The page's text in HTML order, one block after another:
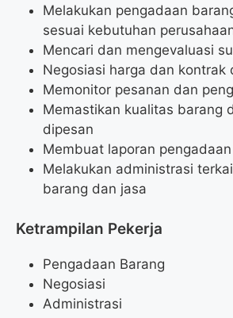
Melakukan pengadaan
sesuai kebutuhan
Mencari dan mengevaluasi
Negosiasi harga dan kontrak
Memonitor pesanan dan
Memastikan kualitas barang
dipesan
Membuat laporan
Melakukan administrasi
barang dan jasa
Ketrampilan Pekerja
Pengadaan Barang
Negosiasi
Administrasi